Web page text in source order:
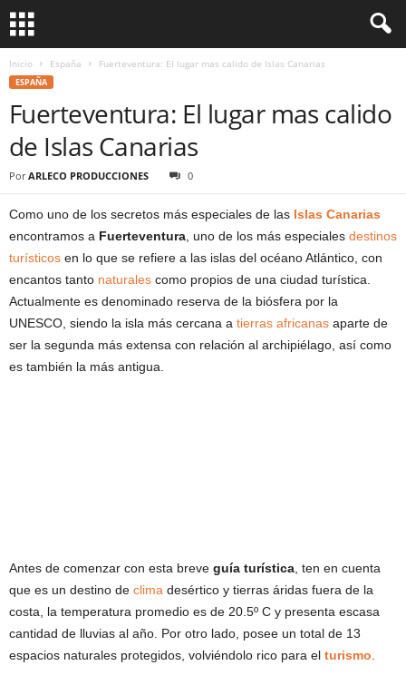
Inicio España Fuerteventura: El lugar mas calido de Islas Canarias
ESPAÑA
Fuerteventura: El lugar mas calido
de Islas Canarias
Por ARLECO PRODUCCIONES 0
Como uno de los secretos más especiales de las Islas Canarias
encontramos a Fuerteventura , uno de los más especiales destinos
turísticos en lo que se refiere a las islas del océano Atlántico, con
encantos tanto naturales como propios de una ciudad turística.
Actualmente es denominado reserva de la biósfera por la
UNESCO, siendo la isla más cercana a tierras africanas aparte de
ser la segunda más extensa con relación al archipiélago, así como
es también la más antigua.
Antes de comenzar con esta breve guía turística , ten en cuenta
que es un destino de clima desértico y tierras áridas fuera de la
costa, la temperatura promedio es de 20.5º C y presenta escasa
cantidad de lluvias al año. Por otro lado, posee un total de 13
espacios naturales protegidos, volviéndolo rico para el turismo